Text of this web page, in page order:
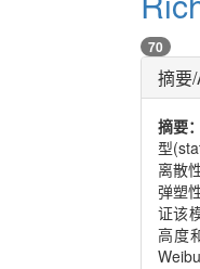
70
摘要
摘要：
型
离散
弹塑
证该
高度